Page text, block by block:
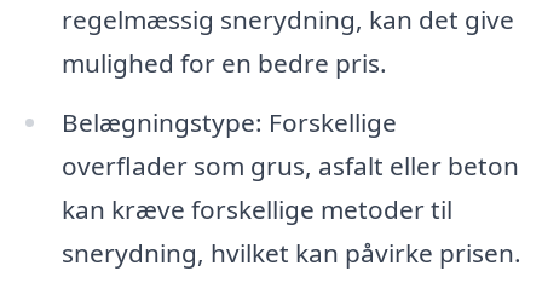
regelmæssig snerydning, kan det give
mulighed for en bedre pris.
Belægningstype: Forskellige
overflader som grus, asfalt eller beton
kan kræve forskellige metoder til
snerydning, hvilket kan påvirke prisen.